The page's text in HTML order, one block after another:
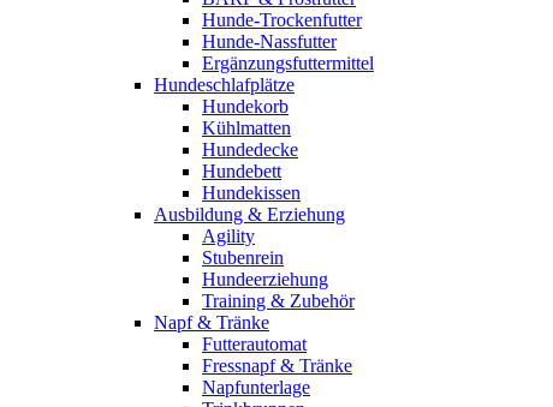
Hunde-Trockenfutter
Hunde-Nassfutter
Ergänzungsfuttermittel
Hundeschlafplätze
Hundekorb
Kühlmatten
Hundedecke
Hundebett
Hundekissen
Ausbildung & Erziehung
Agility
Stubenrein
Hundeerziehung
Training & Zubehör
Napf & Tränke
Futterautomat
Fressnapf & Tränke
Napfunterlage